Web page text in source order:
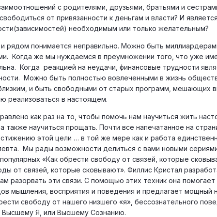
с родителями, друзьями, братьями и
от привязанности к деньгам и власти? И
необходимым или только желательным?
рядом понимается неправильно. Можно быть
Когда же мы нуждаемся в преумножении того, что уже
Когда реакцией на неудачи, финансовые трудности
Можно быть полностью вовлеченными в жизнь
и быть свободными от старых программ, мешающих
реализоваться в настоящем.
как раз на то, чтобы помочь нам научиться жить
также научиться прощать. Почти все напечатанное на
этой цели … в той же мере как и работа
Мы рады возможности делиться с вами новыми
«Как обрести свободу от связей, которые
от связей, которые сковывают». Филлис Кристал
разорвать эти связи. С помощью этих техник она помогает
мышления, восприятия и поведения и предлагает мощный
свободу от нашего низшего «я», бессознательного
Высшему Я, или Высшему Сознанию.